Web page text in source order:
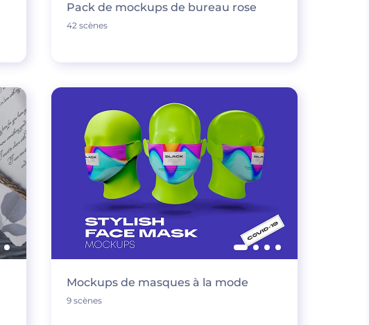
Pack de mockups de bureau rose
42 scènes
Mockups de masques à la mode
9 scènes